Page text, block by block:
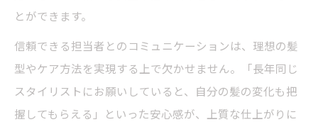
とができます。
信頼できる担当者とのコミュニケーションは、理想の髪
型やケア方法を実現する上で欠かせません。「長年同じ
スタイリストにお願いしていると、自分の髪の変化も把
握してもらえる」といった安心感が、上質な仕上がりに